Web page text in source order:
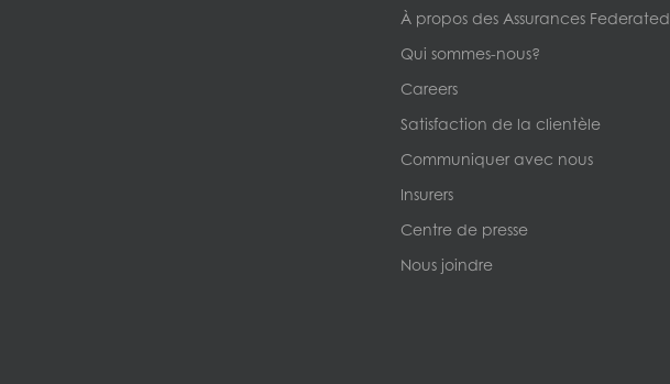
À propos des Assurances Federated
Qui sommes-nous?
Careers
Satisfaction de la clientèle
Communiquer avec nous
Insurers
Centre de presse
Nous joindre